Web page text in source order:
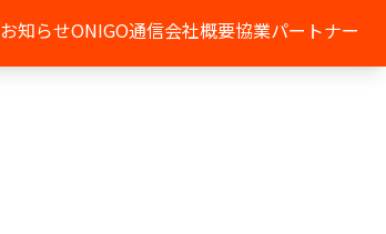
お知らせONIGO通信会社概要協業パートナー